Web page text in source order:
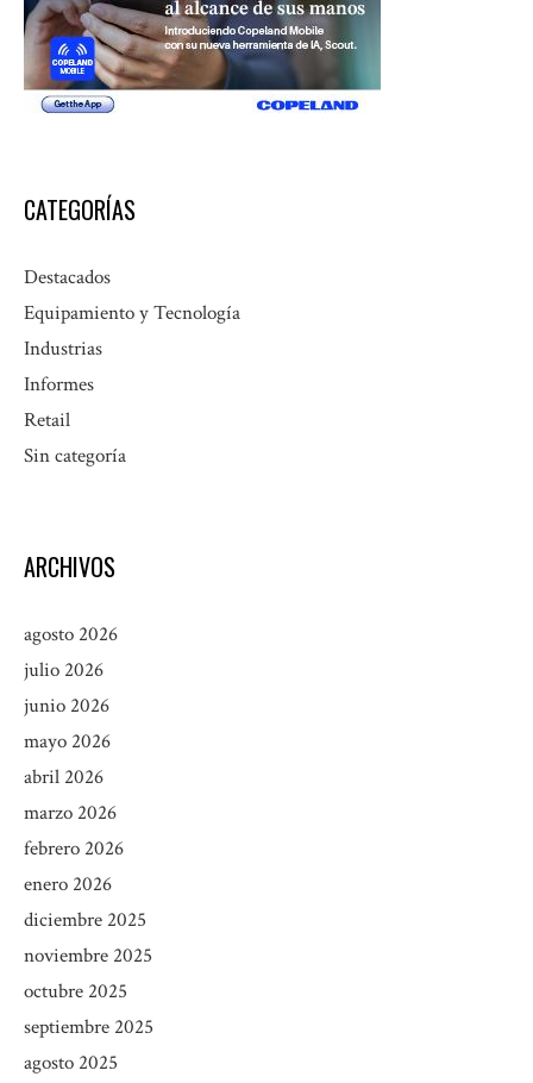
CATEGORÍAS
Destacados
Equipamiento y Tecnología
Industrias
Informes
Retail
Sin categoría
ARCHIVOS
agosto 2026
julio 2026
junio 2026
mayo 2026
abril 2026
marzo 2026
febrero 2026
enero 2026
diciembre 2025
noviembre 2025
octubre 2025
septiembre 2025
agosto 2025